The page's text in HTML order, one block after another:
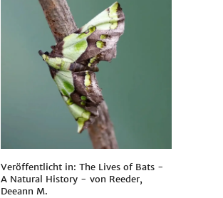
Veröffentlicht in: The Lives of Bats -
A Natural History - von Reeder,
Deeann M.